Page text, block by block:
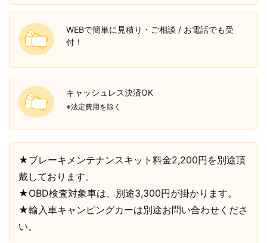
WEBで簡単に見積り・ご相談 / お電話でも受
付！
キャッシュレス決済OK
※法定費用を除く
★ブレーキメンテナンスキット料金2,200円を別途頂
戴しております。
★OBD検査対象車は、別途3,300円が掛かります。
★輸入車キャンピングカーは別途お問い合わせくださ
い。